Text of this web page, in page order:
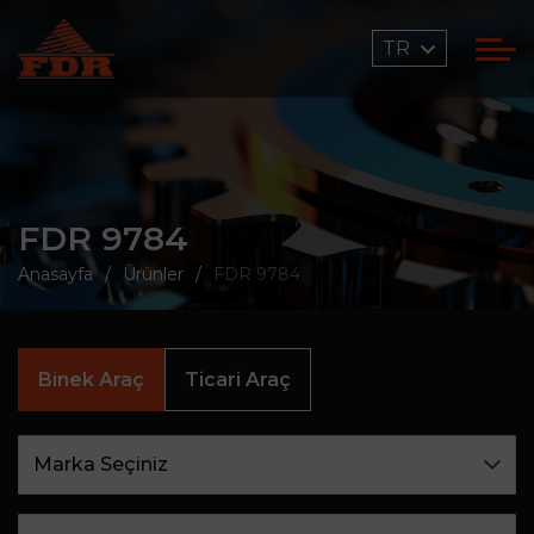
TR
FDR 9784
Anasayfa Ürünler FDR 9784
Binek Araç Ticari Araç